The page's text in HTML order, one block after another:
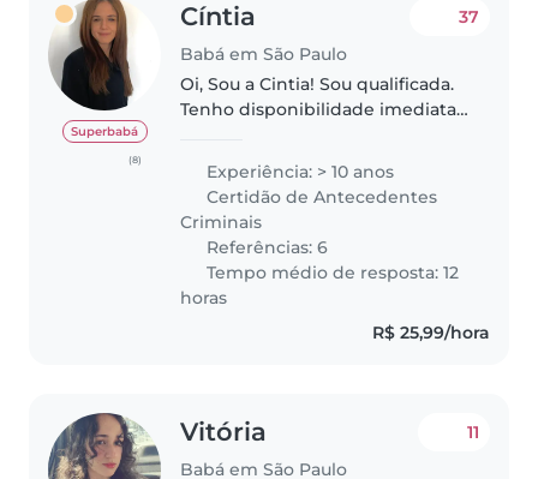
Superbabá
(8)
Cíntia
Babá em São Paulo
37
Oi, Sou a Cintia! Sou qualificada.
Tenho disponibilidade imediata
Semana e Feriados. Estou
disponível para atendimentos
diários, semanais ou mensais...
Experiência: > 10 anos
Certidão de Antecedentes
Criminais
Referências: 6
Tempo médio de resposta: 12
horas
R$ 25,99/hora
Vitória
Babá em São Paulo
11